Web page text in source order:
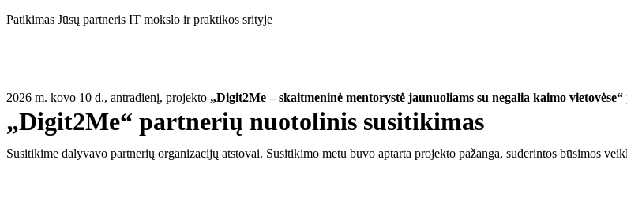
Eiti
Patikimas Jūsų partneris IT mokslo ir praktikos srityje
„Digit2Me“ partnerių nuotolinis susitikimas
2026 m. kovo 10 d., antradienį, projekto „Digit2Me – skaitmeninė mentorystė jaunuoliams su negalia kaimo vietovėse“
Susitikime dalyvavo partnerių organizacijų atstovai. Susitikimo metu buvo aptarta projekto pažanga, suderintos būsimos